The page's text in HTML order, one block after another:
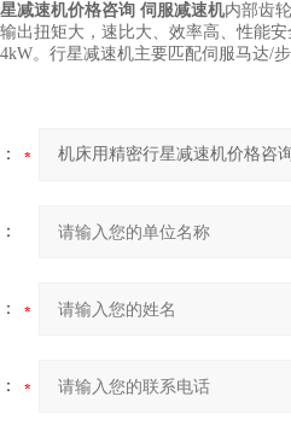
减速机价格咨询 伺服减速机内部齿
出扭矩大，速比大、效率高、性能
。行星减速机主要匹配伺服马达/